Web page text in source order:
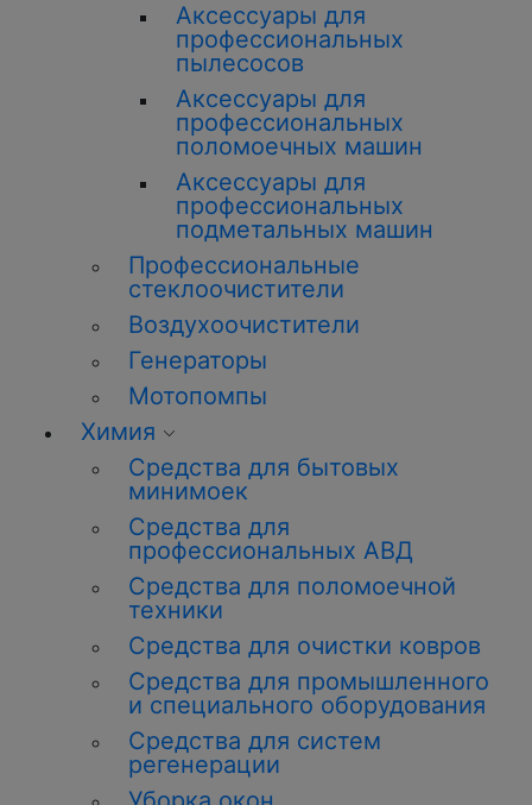
Аксессуары для
профессиональных
пылесосов
Аксессуары для
профессиональных
поломоечных машин
Аксессуары для
профессиональных
подметальных машин
Профессиональные
стеклоочистители
Воздухоочистители
Генераторы
Мотопомпы
Химия
Средства для бытовых
минимоек
Средства для
профессиональных АВД
Средства для поломоечной
техники
Средства для очистки ковров
Средства для промышленного
и специального оборудования
Средства для систем
регенерации